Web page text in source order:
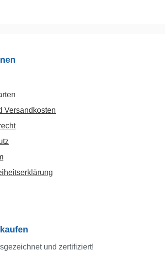
Versandkosten
und zertifiziert!